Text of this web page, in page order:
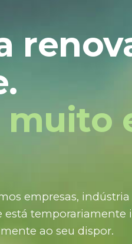
muito
empresas,
temporariamente
ao seu dispor.